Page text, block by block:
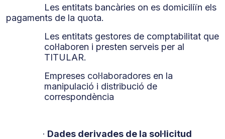
Les entitats bancàries on es domiciliïn els
pagaments de la quota.
Les entitats gestores de comptabilitat que
col·laboren i presten serveis per al
TITULAR.
Empreses col·laboradores en la
manipulació i distribució de
correspondència
· Dades derivades de la sol·licitud